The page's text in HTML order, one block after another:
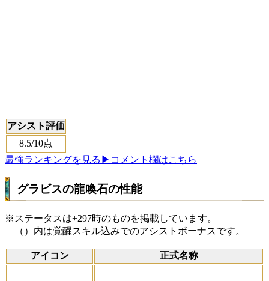
アシスト評価
8.5/10点
最強ランキングを見る ▶コメント欄はこちら
グラビスの龍喚石の性能
※ステータスは+297時のものを掲載しています。
（）内は覚醒スキル込みでのアシストボーナスです。
アイコン 正式名称